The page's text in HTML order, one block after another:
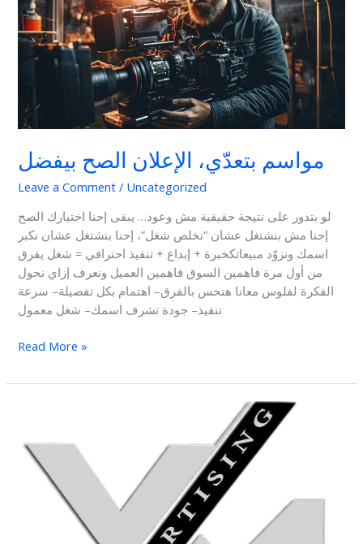
مواسم بتعدّي، الإعلان الصح بيفضل
Leave a Comment / Uncategorized
لو بتدور على نتيجة حقيقية مش وعود… يبقى إحنا اختيارك الصح
إحنا مش بنشتغل عشان “نخلص شغل”، إحنا بنشتغل عشان نكبر
اسمك ونزوّد مبيعاتكخبرة + إبداع + تنفيذ احترافي = شغل يفرق
من أول مرة فاهمين السوق فاهمين العميل ونعرف إزاي نحول
الفكرة لفلوس معانا هتحس بالفرق– اهتمام بكل تفصيلة– سرعة
تنفيذ– جودة تشرف اسمك– شغل معمول
الصح
بيفضل
Read More »
تلفزيون
تخلي
اسمك